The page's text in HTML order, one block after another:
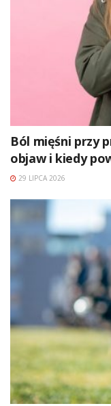
Ból mięśni przy
objaw i kiedy
29 LIPCA 2026